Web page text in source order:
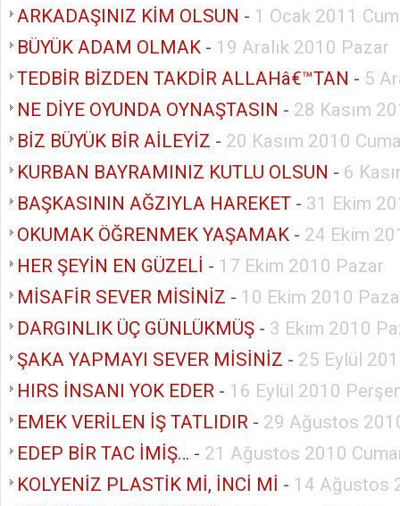
ARKADAŞINIZ KİM OLSUN - 1 Ocak 2011
BÜYÜK ADAM OLMAK - 19 Aralık 2010 Pazar
TEDBİR BİZDEN TAKDİR ALLAHâ€™TAN - 5
NE DİYE OYUNDA OYNAŞTASIN - 28 Kasım
BİZ BÜYÜK BİR AİLEYİZ - 20 Kasım 2010
KURBAN BAYRAMINIZ KUTLU OLSUN - 6
BAŞKASININ AĞZIYLA HAREKET - 31 Ekim
OKUMAK ÖĞRENMEK YAŞAMAK - 24 Ekim
HER ŞEYİN EN GÜZELİ - 17 Ekim 2010 Pazar
MİSAFİR SEVER MİSİNİZ - 10 Ekim 2010
DARGINLIK ÜÇ GÜNLÜKMÜŞ - 3 Ekim 2010
ŞAKA YAPMAYI SEVER MİSİNİZ - 25 Eylül
HIRS İNSANI YOK EDER - 16 Eylül 2010
EMEK VERİLEN İŞ TATLIDIR - 29 Ağustos
EDEP BİR TAC İMİŞ… - 21 Ağustos 2010
KOLYENİZ PLASTİK Mİ, İNCİ Mİ - 14 Ağustos